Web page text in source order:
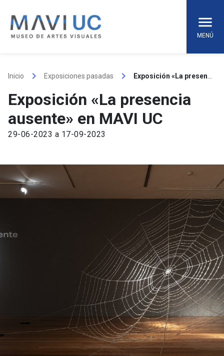
content
MENÚ
Inicio keyboard_arrow_right Exposiciones pasadas keyboard_arrow_right
Exposición «La presencia
ausente» en MAVI UC
29-06-2023 a 17-09-2023